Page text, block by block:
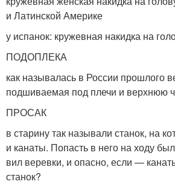
и Латинской Америке
у испанок: кружевная накидка на
ПОДОПЛЕКА
как называлась в России прошлого
подшиваемая под плечи и верхнюю
ПРОСАК
в старину так называли станок, на
и канаты. Попасть в него на ходу
вил веревки, и опасно, если —
станок?